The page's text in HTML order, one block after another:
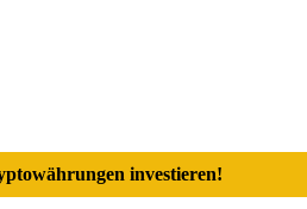
investieren!